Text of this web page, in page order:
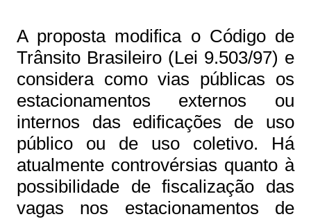
A proposta modifica o Código de
Trânsito Brasileiro (Lei 9.503/97) e
considera como vias públicas os
estacionamentos externos ou
internos das edificações de uso
público ou de uso coletivo. Há
atualmente controvérsias quanto à
possibilidade de fiscalização das
vagas nos estacionamentos de